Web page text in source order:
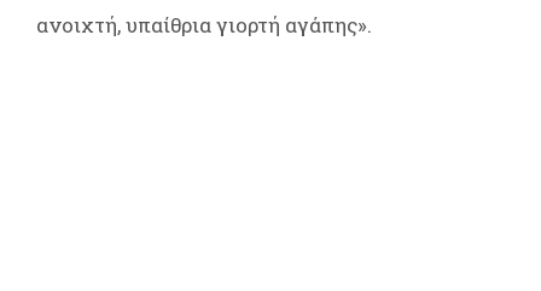
ανοιχτή, υπαίθρια γιορτή αγάπης».